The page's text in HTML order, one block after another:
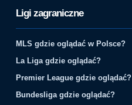
Ligi zagraniczne
MLS gdzie oglądać w Polsce?
La Liga gdzie oglądać?
Premier League gdzie oglądać?
Bundesliga gdzie oglądać?